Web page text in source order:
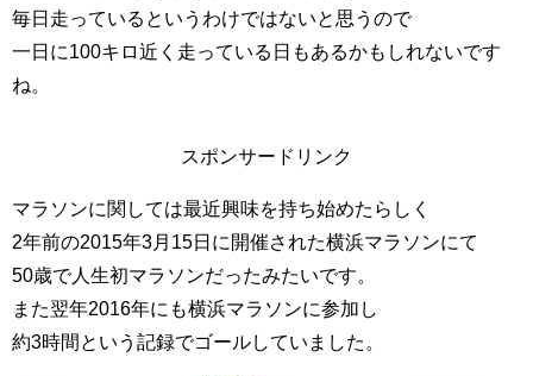
毎日走っているというわけではないと思うので
一日に100キロ近く走っている日もあるかもしれないです
ね。
スポンサードリンク
マラソンに関しては最近興味を持ち始めたらしく
2年前の2015年3月15日に開催された横浜マラソンにて
50歳で人生初マラソンだったみたいです。
また翌年2016年にも横浜マラソンに参加し
約3時間という記録でゴールしていました。